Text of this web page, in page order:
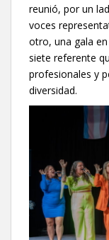
reunió, por un
voces
otro, una gala
siete referente
profesionales y
diversidad.